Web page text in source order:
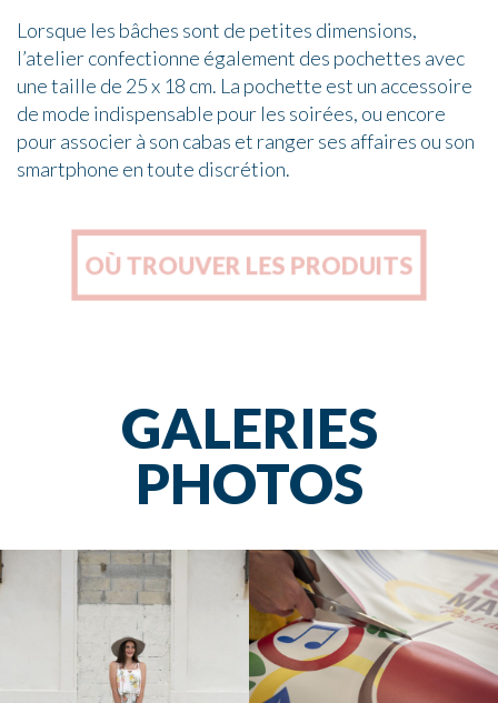
Lorsque les bâches sont de petites dimensions,
l’atelier confectionne également des pochettes avec
une taille de 25 x 18 cm. La pochette est un accessoire
de mode indispensable pour les soirées, ou encore
pour associer à son cabas et ranger ses affaires ou son
smartphone en toute discrétion.
OÙ TROUVER LES PRODUITS
GALERIES
PHOTOS